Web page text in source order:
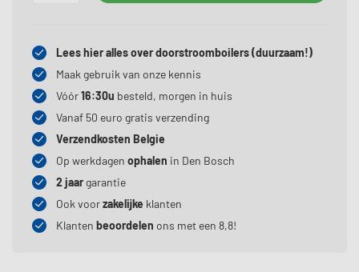
Lees hier alles over doorstroomboilers (duurzaam!)
Maak gebruik van onze kennis
Vóór16:30u besteld, morgen in huis
Vanaf 50 euro gratis verzending
Verzendkosten Belgie
Op werkdagen ophalen in Den Bosch
2 jaargarantie
Ook voorzakelijke klanten
Klanten beoordelen ons met een 8,8!